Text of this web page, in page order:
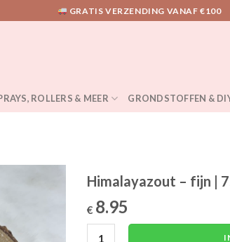
GRATIS VERZENDING VANAF €100
ROLLERS & MEER GRONDSTOFFEN &
Himalayazout – fijn |
€ 8.95